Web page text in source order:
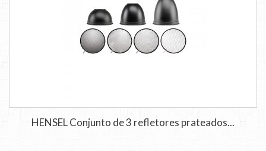
HENSEL Conjunto de 3 refletores prateados...